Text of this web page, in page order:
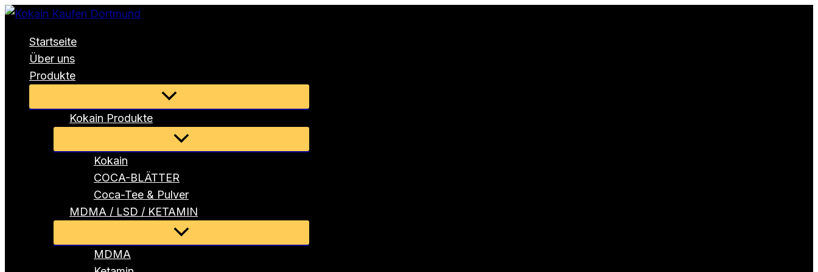
Zum
springen
Startseite
Über uns
Produkte
Menü
umschalten
Kokain Produkte
Menü
umschalten
Kokain
COCA-BLÄTTER
Coca-Tee & Pulver
MDMA / LSD / KETAMIN
Menü
umschalten
MDMA